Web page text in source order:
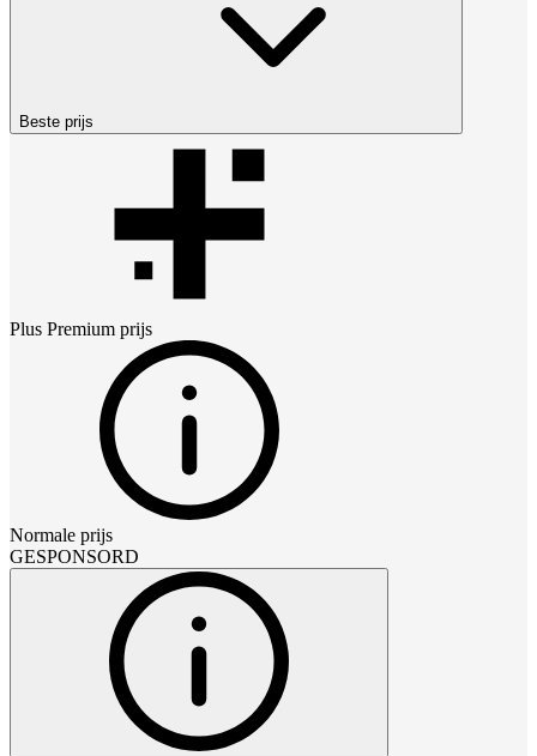
Beste prijs
Plus Premium prijs
Normale prijs
GESPONSORD